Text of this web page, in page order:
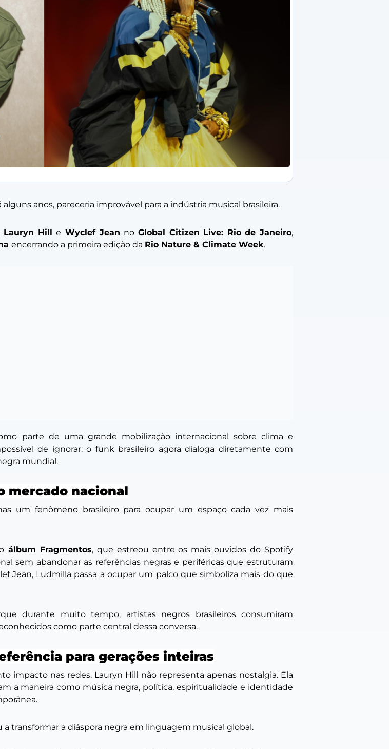
anos, pareceria improvável para a indústria musical brasileira.
Lauryn Hille Wyclef Jean no Global Citizen Live: Rio de Janeiro,
encerrando a primeira edição da Rio Nature & Climate Week.
parte de uma grande mobilização internacional sobre clima e
de ignorar: o funk brasileiro agora dialoga diretamente com
mundial.
mercado nacional
um fenômeno brasileiro para ocupar um espaço cada vez mais
álbum Fragmentos, que estreou entre os mais ouvidos do Spotify
sem abandonar as referências negras e periféricas que estruturam
Jean, Ludmilla passa a ocupar um palco que simboliza mais do que
durante muito tempo, artistas negros brasileiros consumiram
como parte central dessa conversa.
para gerações inteiras
impacto nas redes. Lauryn Hill não representa apenas nostalgia. Ela
a maneira como música negra, política, espiritualidade e identidade
transformar a diáspora negra em linguagem musical global.